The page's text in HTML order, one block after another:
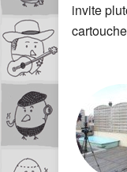
invite